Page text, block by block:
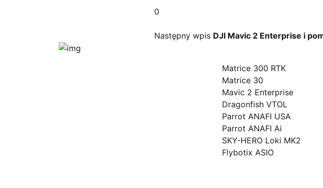
0
Następny wpis DJI Mavic 2 Enterprise i
Matrice 300 RTK
Matrice 30
Mavic 2 Enterprise
Dragonfish VTOL
Parrot ANAFI USA
Parrot ANAFI Ai
SKY-HERO Loki MK2
Flybotix ASIO